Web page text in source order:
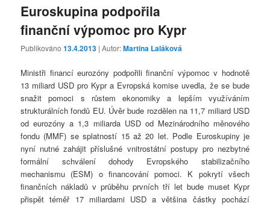
Euroskupina podpořila
finanční výpomoc pro Kypr
Publikováno13.4.2013 | Autor:Martina Laláková
Ministři financí eurozóny podpořili finanční výpomoc v hodnotě
13 miliard USD pro Kypr a Evropská komise uvedla, že se bude
snažit pomoci s růstem ekonomiky a lepším využíváním
strukturálních fondů EU. Úvěr bude rozdělen na 11,7 miliard USD
od eurozóny a 1,3 miliarda USD od Mezinárodního měnového
fondu (MMF) se splatností 15 až 20 let. Podle Euroskupiny je
nyní nutné zahájit příslušné vnitrostátní postupy pro nezbytné
formální schválení dohody Evropského stabilizačního
mechanismu (ESM) o financování pomoci. K pokrytí všech
finančních nákladů v průběhu prvních tří let bude muset Kypr
přispět téměř 17 miliardami USD a většina částky pochází